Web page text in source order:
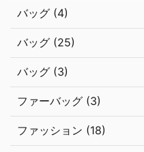
バッグ (4)
バッグ (25)
バッグ (3)
ファーバッグ (3)
ファッション (18)